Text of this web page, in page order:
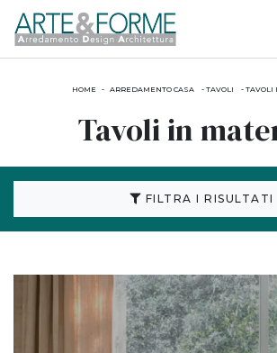
HOME - ARREDAMENTO CASA - TAVOLI - TAVOLI
Tavoli in
FILTRA I RISULTATI